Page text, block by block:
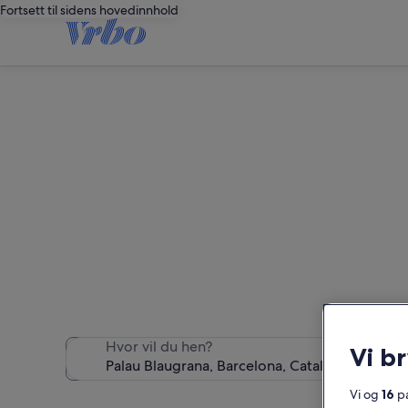
Fortsett til sidens hovedinnhold
Hvor vil du hen? Vi
Vi og 16